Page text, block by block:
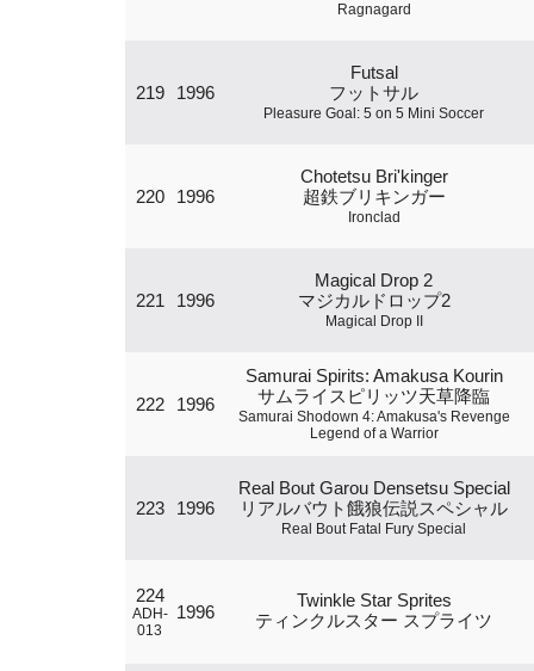
Ragnagard
219 1996
Futsal
フットサル
Pleasure Goal: 5 on 5 Mini Soccer
220 1996
Chotetsu Bri'kinger
超鉄ブリキンガー
Ironclad
221 1996
Magical Drop 2
マジカルドロップ2
Magical Drop II
222 1996
Samurai Spirits: Amakusa Kourin
サムライスピリッツ天草降臨
Samurai Shodown 4: Amakusa's Revenge
Legend of a Warrior
223 1996
Real Bout Garou Densetsu Special
リアルバウト餓狼伝説スペシャル
Real Bout Fatal Fury Special
224
ADH-
013
1996
Twinkle Star Sprites
ティンクルスター スプライツ